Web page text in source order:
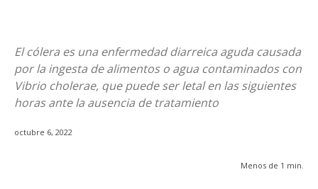
El cólera es una enfermedad diarreica aguda causada
por la ingesta de alimentos o agua contaminados con
Vibrio cholerae, que puede ser letal en las siguientes
horas ante la ausencia de tratamiento
octubre 6, 2022
Menos de 1 min.